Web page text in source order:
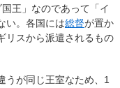
王」なのであって「イ
い。各国には総督が置か
リスから派遣されるもの
うが同じ王室なため、1